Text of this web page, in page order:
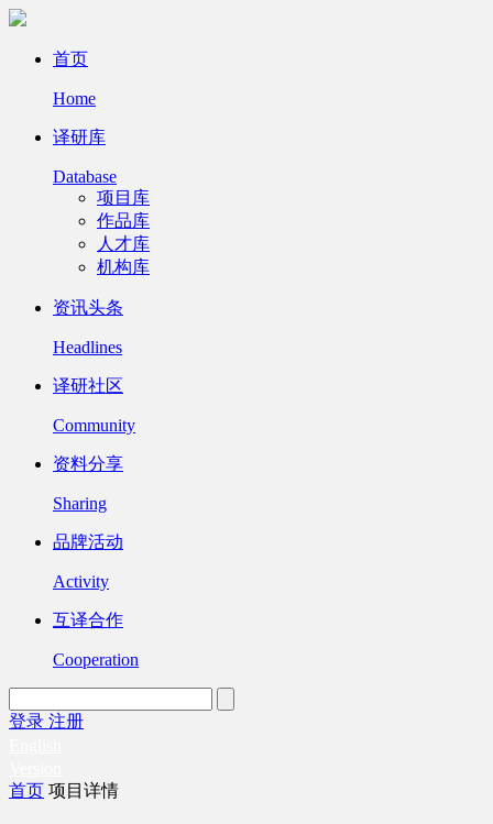
首页
Home
译研库
Database
项目库
作品库
人才库
机构库
资讯头条
Headlines
译研社区
Community
资料分享
Sharing
品牌活动
Activity
互译合作
Cooperation
登录 注册
首页 项目详情